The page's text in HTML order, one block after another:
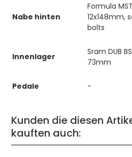
Nabe hinten
Formula
12x148mm,
bolts
Innenlager
Sram DUB
73mm
Pedale -
Kunden die diesen
kauften auch: